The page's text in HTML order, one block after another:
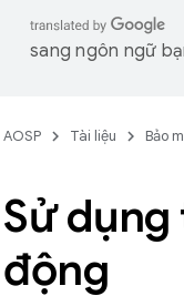
sang ngôn ngữ
AOSP Tài liệu Bảo
Sử
động